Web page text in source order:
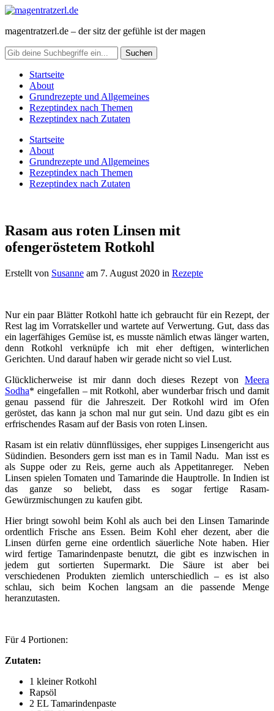
magentratzerl.de – der sitz der gefühle ist der magen
Startseite
About
Grundrezepte und Allgemeines
Rezeptindex nach Themen
Rezeptindex nach Zutaten
Startseite
About
Grundrezepte und Allgemeines
Rezeptindex nach Themen
Rezeptindex nach Zutaten
Rasam aus roten Linsen mit
ofengeröstetem Rotkohl
Erstellt von Susanne am 7. August 2020 in Rezepte
Nur ein paar Blätter Rotkohl hatte ich gebraucht für ein Rezept, der
Rest lag im Vorratskeller und wartete auf Verwertung. Gut, dass das
ein lagerfähiges Gemüse ist, es musste nämlich etwas länger warten,
denn Rotkohl verknüpfe ich mit eher deftigen, winterlichen
Gerichten. Und darauf haben wir gerade nicht so viel Lust.
Glücklicherweise ist mir dann doch dieses Rezept von Meera
Sodha* eingefallen – mit Rotkohl, aber wunderbar frisch und damit
genau passend für die Jahreszeit. Der Rotkohl wird im Ofen
geröstet, das kann ja schon mal nur gut sein. Und dazu gibt es ein
erfrischendes Rasam auf der Basis von roten Linsen.
Rasam ist ein relativ dünnflüssiges, eher suppiges Linsengericht aus
Südindien. Besonders gern isst man es in Tamil Nadu. Man isst es
als Suppe oder zu Reis, gerne auch als Appetitanreger. Neben
Linsen spielen Tomaten und Tamarinde die Hauptrolle. In Indien ist
das ganze so beliebt, dass es sogar fertige Rasam-
Gewürzmischungen zu kaufen gibt.
Hier bringt sowohl beim Kohl als auch bei den Linsen Tamarinde
ordentlich Frische ans Essen. Beim Kohl eher dezent, aber die
Linsen dürfen gerne eine ordentlich säuerliche Note haben. Hier
wird fertige Tamarindenpaste benutzt, die gibt es inzwischen in
jedem gut sortierten Supermarkt. Die Säure ist aber bei
verschiedenen Produkten ziemlich unterschiedlich – es ist also
schlau, sich beim Kochen langsam an die passende Menge
heranzutasten.
Für 4 Portionen:
Zutaten:
1 kleiner Rotkohl
Rapsöl
2 EL Tamarindenpaste